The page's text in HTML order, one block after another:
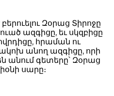
Զօրաց Տիրոջը
ազգիցը, եւ սկզբիցը
հրաման ու
անող ազգիցը, որի
անում գետերը՝ Զօրաց
սարը։